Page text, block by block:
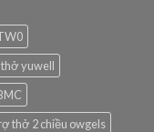
yuwell
thở 2 chiều owgels